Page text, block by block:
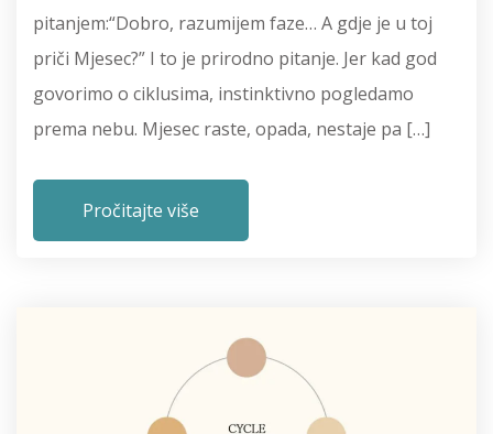
pitanjem:“Dobro, razumijem faze… A gdje je u toj
priči Mjesec?” I to je prirodno pitanje. Jer kad god
govorimo o ciklusima, instinktivno pogledamo
prema nebu. Mjesec raste, opada, nestaje pa […]
Pročitajte više